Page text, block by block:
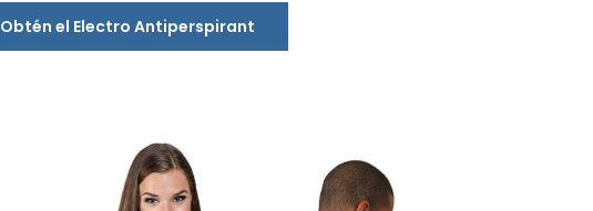
Obtén el Electro Antiperspirant